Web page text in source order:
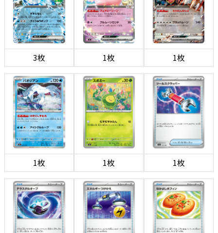
3枚 1枚 1枚
1枚 1枚 1枚